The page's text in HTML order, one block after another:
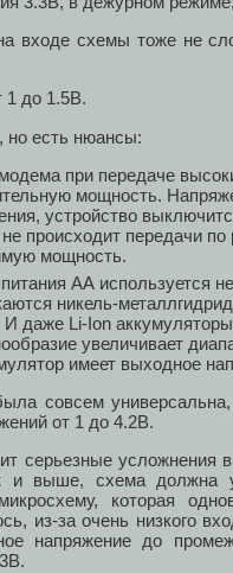
входе схемы тоже не
1 до 1.5В.
но есть нюансы:
при передаче
мощность.
устройство
происходит передачи
мощность.
АА используется
никель-
даже Li-Ion аккумуляторы
увеличивает
имеет выходное
совсем
от 1 до 4.2В.
серьезные усложнения
и выше, схема должна
которая
из-за очень низкого
напряжение до